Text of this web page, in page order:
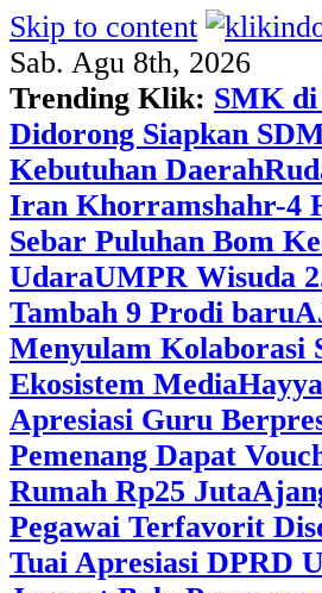
Skip to content
Sab. Agu 8th, 2026
Trending Klik: SMK
Didorong Siapkan
Kebutuhan Daerah
Iran Khorramshahr-4
Sebar Puluhan Bom
UdaraUMPR Wisuda
Tambah 9 Prodi baru
Menyulam Kolaborasi
Ekosistem Media
Apresiasi Guru
Pemenang Dapat
Rumah Rp25 Juta
Pegawai Terfavorit
Tuai Apresiasi DPRD